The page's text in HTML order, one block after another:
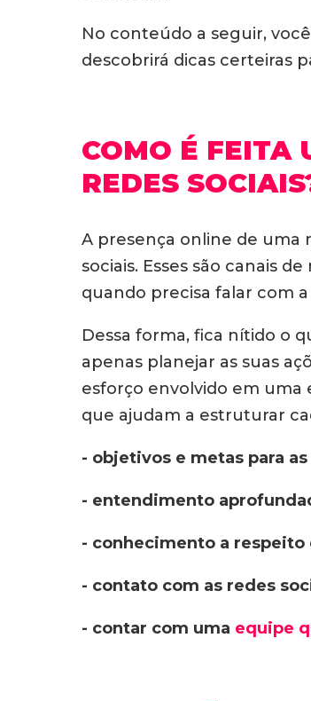
No conteúdo a seguir,
descobrirá dicas certeiras
COMO É FEITA
REDES
A presença online de uma
sociais. Esses são canais
quando precisa falar com
Dessa forma, fica nítido o
apenas planejar as suas
esforço envolvido em uma
que ajudam a estruturar
- objetivos e metas para
- entendimento
- conhecimento a
- contato com as redes
- contar com uma equipe